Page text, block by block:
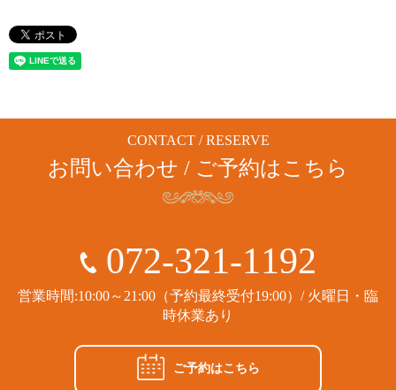
CONTACT / RESERVE
お問い合わせ / ご予約はこちら
072-321-1192
営業時間:10:00～21:00（予約最終受付19:00）/ 火曜日・臨
時休業あり
ご予約はこちら